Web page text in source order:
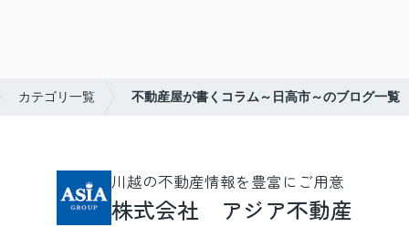
カテゴリ一覧 不動産屋が書くコラム～日高市～のブログ一覧
川越の不動産情報を豊富にご用意
株式会社 アジア不動産